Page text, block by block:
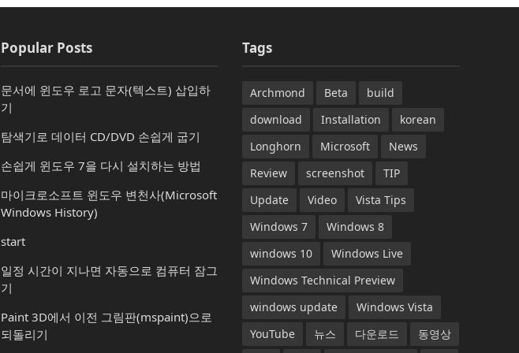
Popular Posts
문서에 윈도우 로고 문자(텍스트) 삽입하
기
탐색기로 데이터 CD/DVD 손쉽게 굽기
손쉽게 윈도우 7을 다시 설치하는 방법
마이크로소프트 윈도우 변천사(Microsoft
Windows History)
start
일정 시간이 지나면 자동으로 컴퓨터 잠그
기
Paint 3D에서 이전 그림판(mspaint)으로
되돌리기
Tags
Archmond Beta
build
download
Installation
korean
Longhorn
Microsoft
News
Review
screenshot
TIP
Update
Video
Vista Tips
Windows 7
Windows 8
windows 10
Windows Live
Windows Technical Preview
windows update
Windows Vista
YouTube
뉴스 다운로드
동영상